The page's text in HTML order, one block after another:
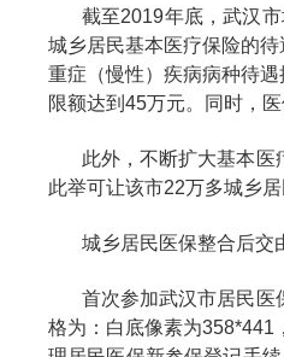
截至2019年底，武汉
城乡居民基本医疗保险的
重症（慢性）疾病病种待
限额达到45万元。同时，
此外，不断扩大基本医
此举可让该市22万多城乡居
城乡居民医保整合后交
首次参加武汉市居民医
格为：白底像素为358*441